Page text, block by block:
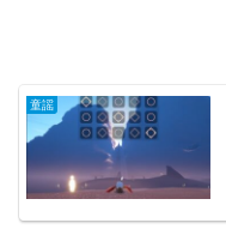
童謡